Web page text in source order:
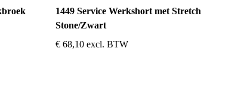
1449 Service Werkshort met Stretch
Stone/Zwart
€ 68,10 excl. BTW